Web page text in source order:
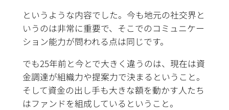
というような内容でした。今も地元の社交界と
いうのは非常に重要で、そこでのコミュニケー
ション能力が問われる点は同じです。
でも25年前と今とで大きく違うのは、現在は資
金調達が組織力や提案力で決まるということ。
そして資金の出し手も大きな額を動かす人たち
はファンドを組成しているということ。